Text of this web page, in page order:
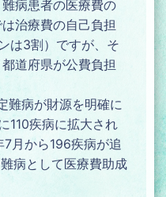
病患者の医療費の
治療費の自己負担
は3割）ですが、そ
道府県が公費負担
難病が財源を明確に
110疾病に拡大され
月から196疾病が追
病として医療費助成